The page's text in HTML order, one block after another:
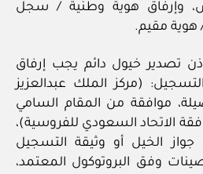
وإرفاق هوية وطنية / سجل
هوية مقيم.
تصدير خيول دائم يجب إرفاق
(مركز الملك عبدالعزيز
موافقة من المقام السامي
الاتحاد السعودي للفروسية)،
الخيل أو وثيقة التسجيل
وفق البروتوكول المعتمد،